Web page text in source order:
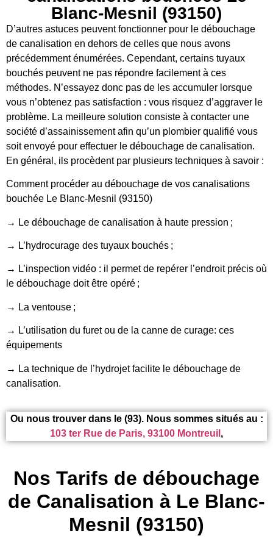
Blanc-Mesnil (93150)
D’autres astuces peuvent fonctionner pour le débouchage
de canalisation en dehors de celles que nous avons
précédemment énumérées. Cependant, certains tuyaux
bouchés peuvent ne pas répondre facilement à ces
méthodes. N’essayez donc pas de les accumuler lorsque
vous n’obtenez pas satisfaction : vous risquez d’aggraver le
problème. La meilleure solution consiste à contacter une
société d’assainissement afin qu’un plombier qualifié vous
soit envoyé pour effectuer le débouchage de canalisation.
En général, ils procèdent par plusieurs techniques à savoir :
Comment procéder au débouchage de vos canalisations
bouchée Le Blanc-Mesnil (93150)
→ Le débouchage de canalisation à haute pression ;
→ L’hydrocurage des tuyaux bouchés ;
→ L’inspection vidéo : il permet de repérer l’endroit précis où
le débouchage doit être opéré ;
→ La ventouse ;
→ L’utilisation du furet ou de la canne de curage: ces
équipements
→ La technique de l’hydrojet facilite le débouchage de
canalisation.
Ou nous trouver dans le (93). Nous sommes situés au :
103 ter Rue de Paris, 93100 Montreuil ,
Nos Tarifs de débouchage
de Canalisation à Le Blanc-
Mesnil (93150)